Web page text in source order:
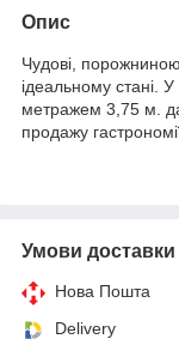
Опис
Чудові, порожниною
ідеальному стані.
метражем 3,75 м.
продажу
Умови доставки
Нова Пошта
Delivery